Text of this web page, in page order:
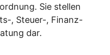
Sie stellen
, Steuer-, Finanz-
dar.